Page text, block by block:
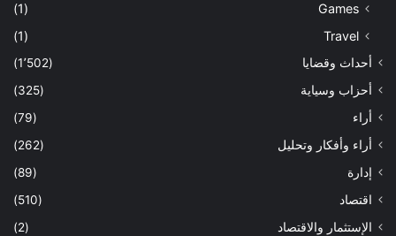
Games
(1)
Travel
(1)
أحداث وقضايا
(1٬502)
أحزاب وسياية
(325)
أراء
(79)
أراء وأفكار وتحليل
(262)
إدارة
(89)
اقتصاد
(510)
الإستثمار والاقتصاد
(2)